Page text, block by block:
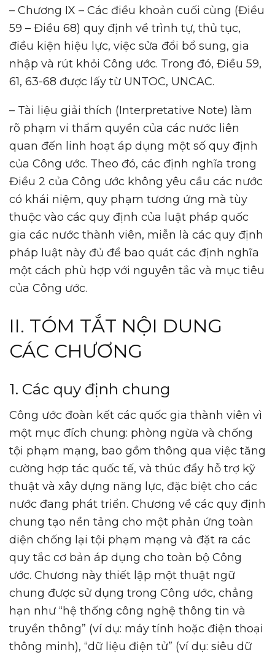
– Chương IX – Các điều khoản cuối cùng (Điều
59 – Điều 68) quy định về trình tự, thủ tục,
điều kiện hiệu lực, việc sửa đổi bổ sung, gia
nhập và rút khỏi Công ước. Trong đó, Điều 59,
61, 63-68 được lấy từ UNTOC, UNCAC.
– Tài liệu giải thích (Interpretative Note) làm
rõ phạm vi thẩm quyền của các nước liên
quan đến linh hoạt áp dụng một số quy định
của Công ước. Theo đó, các định nghĩa trong
Điều 2 của Công ước không yêu cầu các nước
có khái niệm, quy phạm tương ứng mà tùy
thuộc vào các quy định của luật pháp quốc
gia các nước thành viên, miễn là các quy định
pháp luật này đủ để bao quát các định nghĩa
một cách phù hợp với nguyên tắc và mục tiêu
của Công ước.
II. TÓM TẮT NỘI DUNG
CÁC CHƯƠNG
1. Các quy định chung
Công ước đoàn kết các quốc gia thành viên vì
một mục đích chung: phòng ngừa và chống
tội phạm mạng, bao gồm thông qua việc tăng
cường hợp tác quốc tế, và thúc đẩy hỗ trợ kỹ
thuật và xây dựng năng lực, đặc biệt cho các
nước đang phát triển. Chương về các quy định
chung tạo nền tảng cho một phản ứng toàn
diện chống lại tội phạm mạng và đặt ra các
quy tắc cơ bản áp dụng cho toàn bộ Công
ước. Chương này thiết lập một thuật ngữ
chung được sử dụng trong Công ước, chẳng
hạn như “hệ thống công nghệ thông tin và
truyền thông” (ví dụ: máy tính hoặc điện thoại
thông minh), “dữ liệu điện tử” (ví dụ: siêu dữ